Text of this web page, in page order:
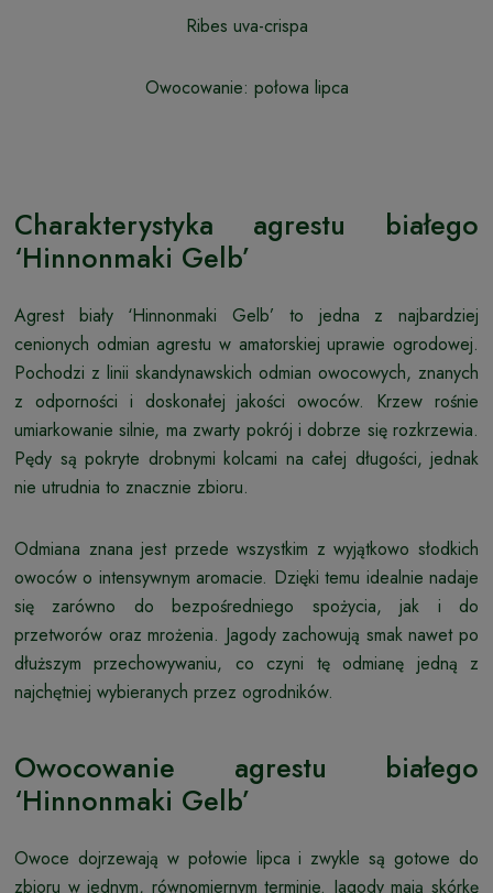
Ribes uva-crispa
Owocowanie: połowa lipca
Charakterystyka agrestu białego
‘Hinnonmaki Gelb’
Agrest biały ‘Hinnonmaki Gelb’ to jedna z najbardziej
cenionych odmian agrestu w amatorskiej uprawie ogrodowej.
Pochodzi z linii skandynawskich odmian owocowych, znanych
z odporności i doskonałej jakości owoców. Krzew rośnie
umiarkowanie silnie, ma zwarty pokrój i dobrze się rozkrzewia.
Pędy są pokryte drobnymi kolcami na całej długości, jednak
nie utrudnia to znacznie zbioru.
Odmiana znana jest przede wszystkim z wyjątkowo słodkich
owoców o intensywnym aromacie. Dzięki temu idealnie nadaje
się zarówno do bezpośredniego spożycia, jak i do
przetworów oraz mrożenia. Jagody zachowują smak nawet po
dłuższym przechowywaniu, co czyni tę odmianę jedną z
najchętniej wybieranych przez ogrodników.
Owocowanie agrestu białego
‘Hinnonmaki Gelb’
Owoce dojrzewają w połowie lipca i zwykle są gotowe do
zbioru w jednym, równomiernym terminie. Jagody mają skórkę